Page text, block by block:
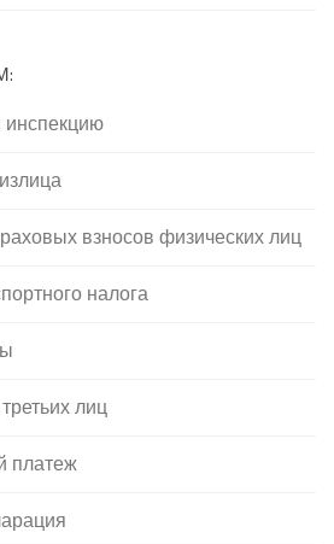
взносов физических лиц
налога
лиц
платеж